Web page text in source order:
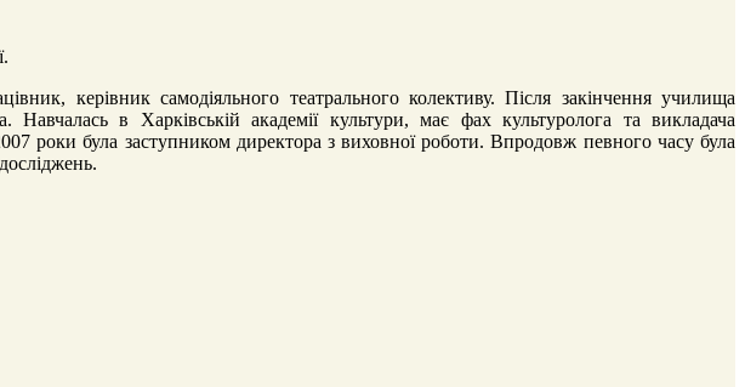
керівник самодіяльного театрального колективу. Після закінчення училища
в Харківській академії культури, має фах культуролога та викладача
роки була заступником директора з виховної роботи. Впродовж певного часу була